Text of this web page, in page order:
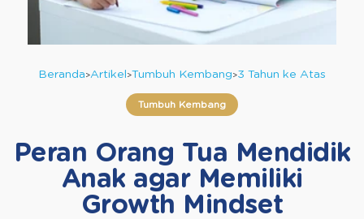
Beranda Artikel Tumbuh Kembang 3 Tahun ke Atas
Tumbuh Kembang
Peran Orang Tua Mendidik
Anak agar Memiliki
Growth Mindset